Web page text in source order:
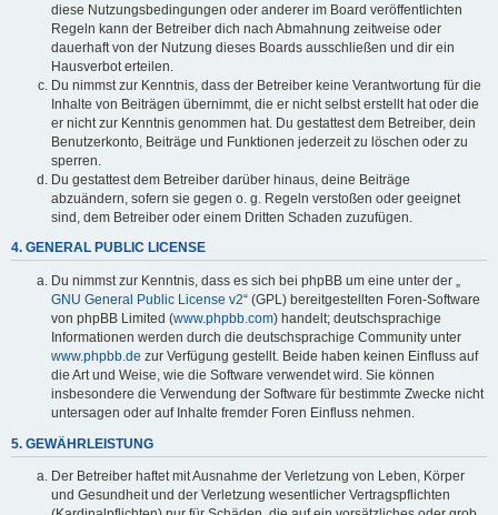
diese Nutzungsbedingungen oder anderer im Board veröffentlichten
Regeln kann der Betreiber dich nach Abmahnung zeitweise oder
dauerhaft von der Nutzung dieses Boards ausschließen und dir ein
Hausverbot erteilen.
Du nimmst zur Kenntnis, dass der Betreiber keine Verantwortung für die
Inhalte von Beiträgen übernimmt, die er nicht selbst erstellt hat oder die
er nicht zur Kenntnis genommen hat. Du gestattest dem Betreiber, dein
Benutzerkonto, Beiträge und Funktionen jederzeit zu löschen oder zu
sperren.
Du gestattest dem Betreiber darüber hinaus, deine Beiträge
abzuändern, sofern sie gegen o. g. Regeln verstoßen oder geeignet
sind, dem Betreiber oder einem Dritten Schaden zuzufügen.
4. GENERAL PUBLIC LICENSE
Du nimmst zur Kenntnis, dass es sich bei phpBB um eine unter der „
GNU General Public License v2“ (GPL) bereitgestellten Foren-Software
von phpBB Limited (www.phpbb.com) handelt; deutschsprachige
Informationen werden durch die deutschsprachige Community unter
www.phpbb.de zur Verfügung gestellt. Beide haben keinen Einfluss auf
die Art und Weise, wie die Software verwendet wird. Sie können
insbesondere die Verwendung der Software für bestimmte Zwecke nicht
untersagen oder auf Inhalte fremder Foren Einfluss nehmen.
5. GEWÄHRLEISTUNG
Der Betreiber haftet mit Ausnahme der Verletzung von Leben, Körper
und Gesundheit und der Verletzung wesentlicher Vertragspflichten